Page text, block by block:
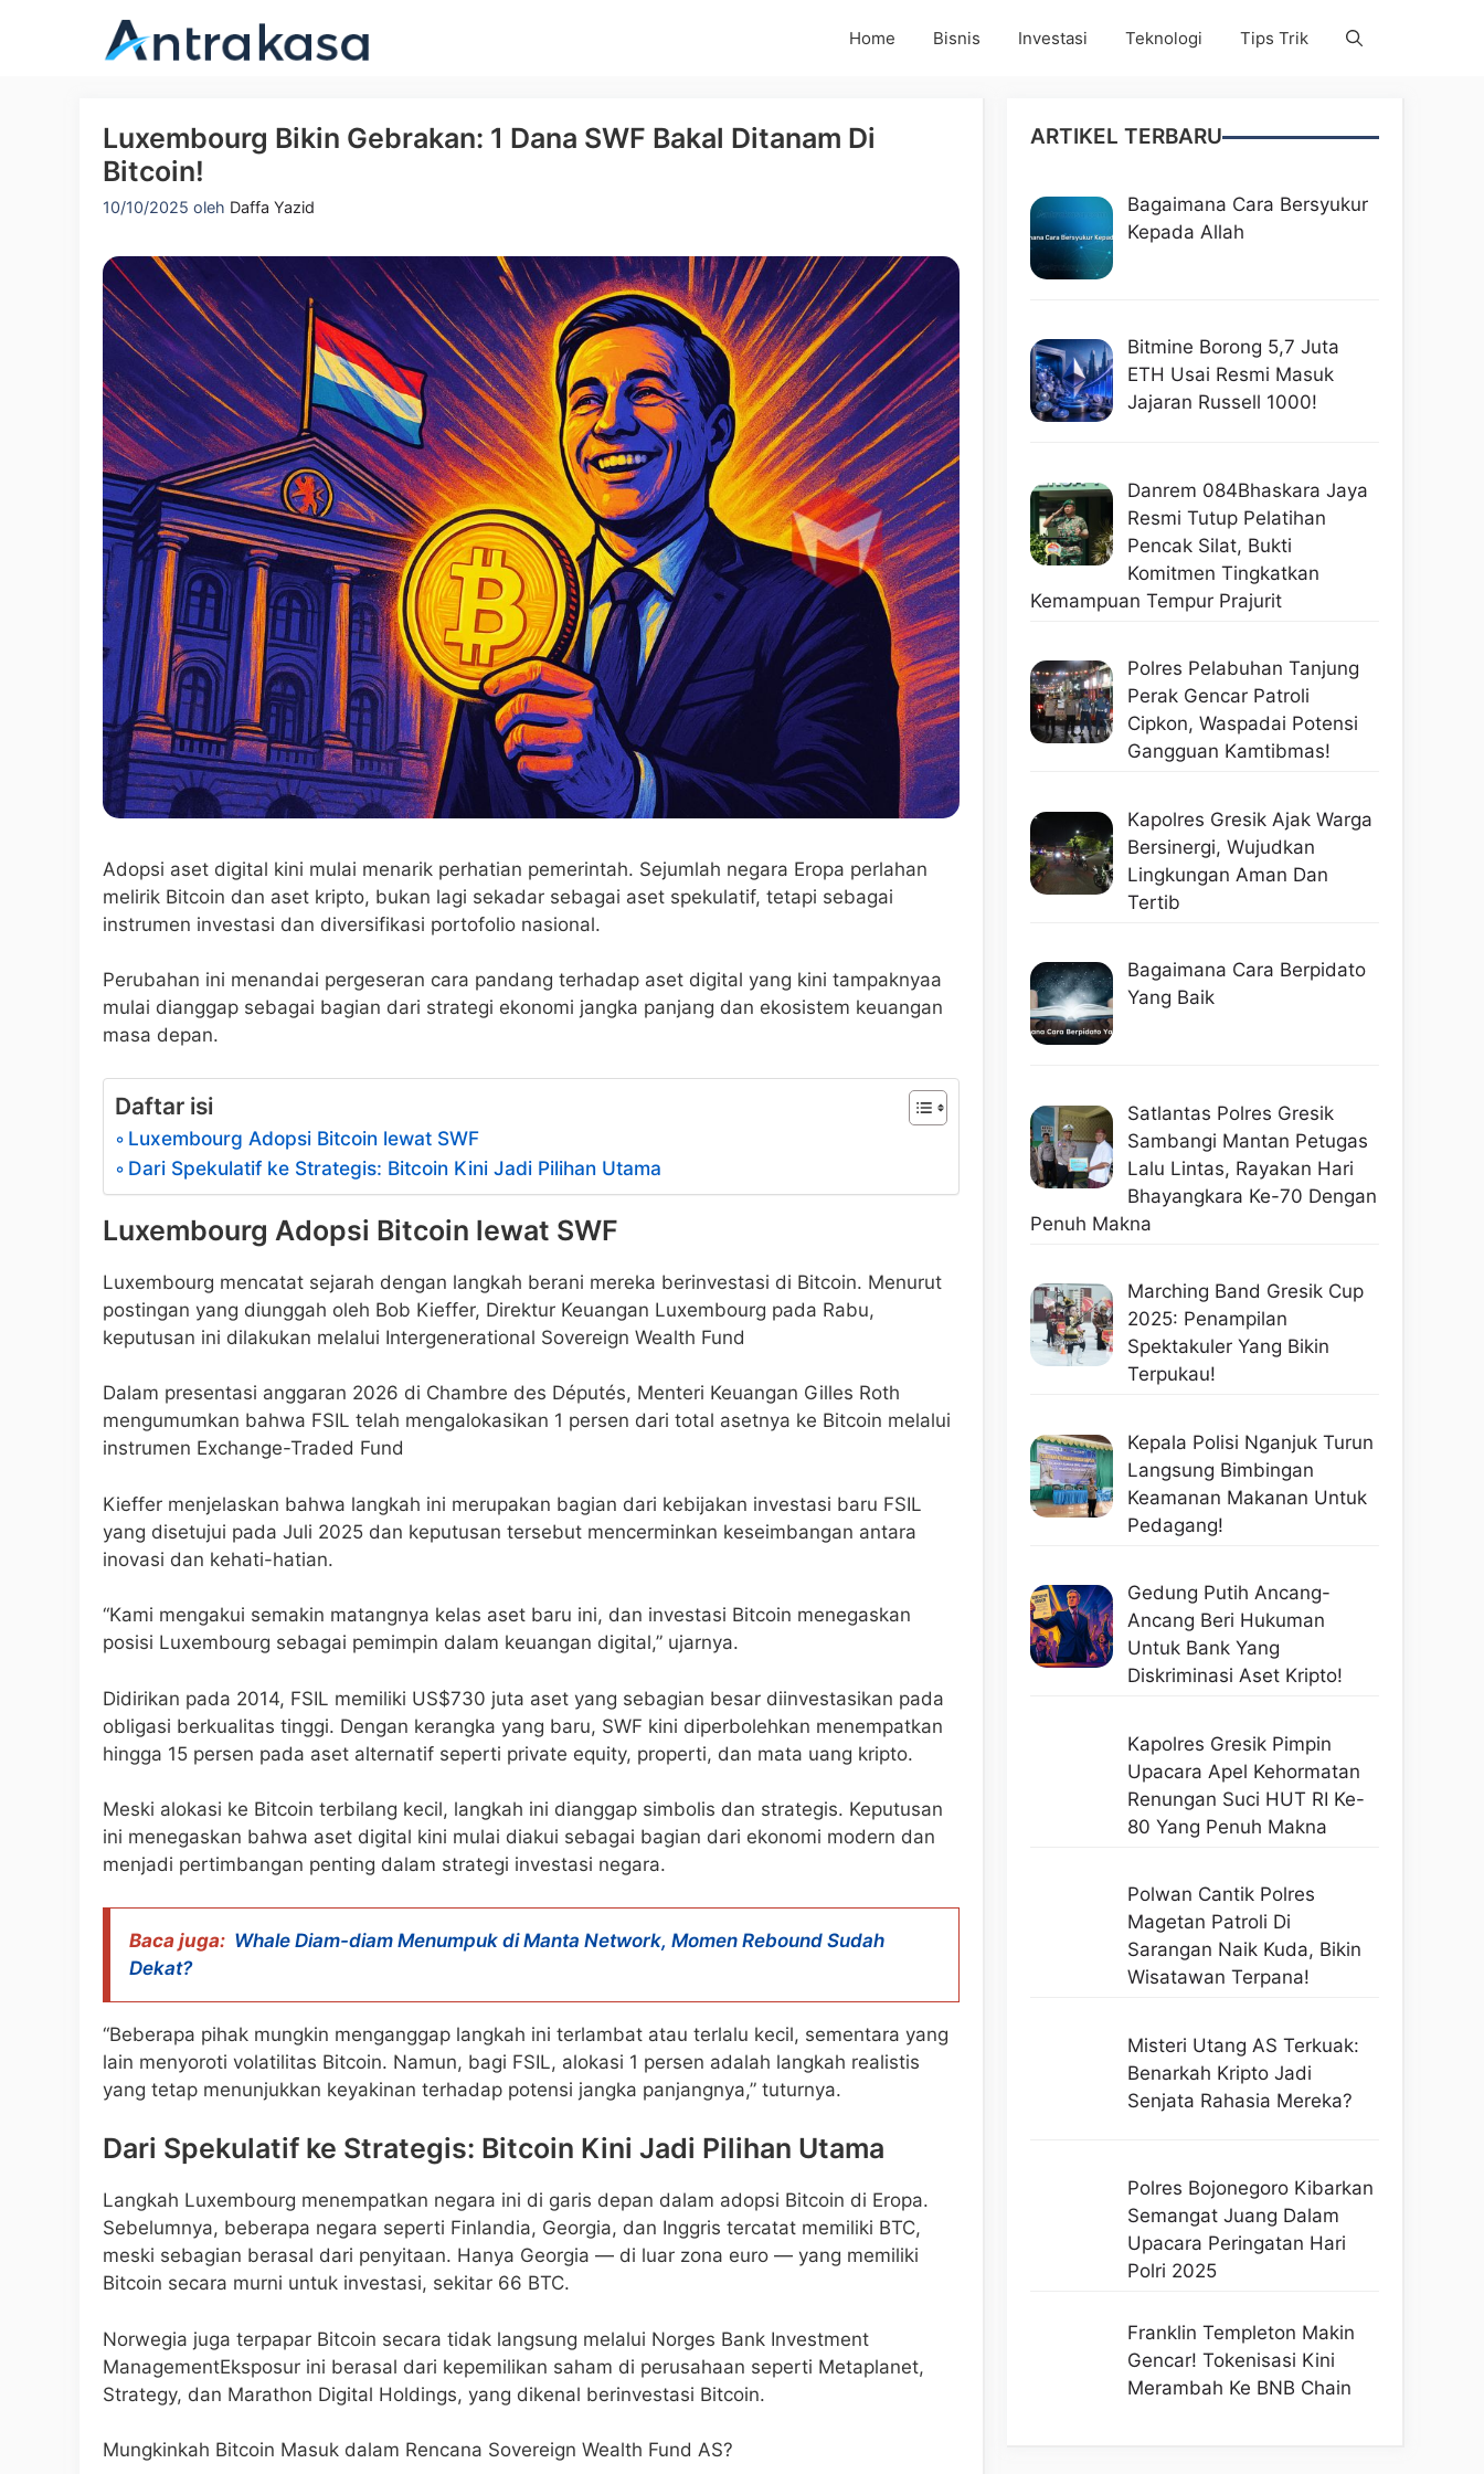
Home Bisnis Investasi Teknologi Tips Trik
Luxembourg Bikin Gebrakan: 1 Dana SWF Bakal Ditanam Di
Bitcoin!
10/10/2025 oleh Daffa Yazid
Adopsi aset digital kini mulai menarik perhatian pemerintah. Sejumlah negara Eropa perlahan
melirik Bitcoin dan aset kripto, bukan lagi sekadar sebagai aset spekulatif, tetapi sebagai
instrumen investasi dan diversifikasi portofolio nasional.
Perubahan ini menandai pergeseran cara pandang terhadap aset digital yang kini tampaknyaa
mulai dianggap sebagai bagian dari strategi ekonomi jangka panjang dan ekosistem keuangan
masa depan.
Daftar isi
Luxembourg Adopsi Bitcoin lewat SWF
Dari Spekulatif ke Strategis: Bitcoin Kini Jadi Pilihan Utama
Luxembourg Adopsi Bitcoin lewat SWF
Luxembourg mencatat sejarah dengan langkah berani mereka berinvestasi di Bitcoin. Menurut
postingan yang diunggah oleh Bob Kieffer, Direktur Keuangan Luxembourg pada Rabu,
keputusan ini dilakukan melalui Intergenerational Sovereign Wealth Fund
Dalam presentasi anggaran 2026 di Chambre des Députés, Menteri Keuangan Gilles Roth
mengumumkan bahwa FSIL telah mengalokasikan 1 persen dari total asetnya ke Bitcoin melalui
instrumen Exchange-Traded Fund
Kieffer menjelaskan bahwa langkah ini merupakan bagian dari kebijakan investasi baru FSIL
yang disetujui pada Juli 2025 dan keputusan tersebut mencerminkan keseimbangan antara
inovasi dan kehati-hatian.
“Kami mengakui semakin matangnya kelas aset baru ini, dan investasi Bitcoin menegaskan
posisi Luxembourg sebagai pemimpin dalam keuangan digital,” ujarnya.
Didirikan pada 2014, FSIL memiliki US$730 juta aset yang sebagian besar diinvestasikan pada
obligasi berkualitas tinggi. Dengan kerangka yang baru, SWF kini diperbolehkan menempatkan
hingga 15 persen pada aset alternatif seperti private equity, properti, dan mata uang kripto.
Meski alokasi ke Bitcoin terbilang kecil, langkah ini dianggap simbolis dan strategis. Keputusan
ini menegaskan bahwa aset digital kini mulai diakui sebagai bagian dari ekonomi modern dan
menjadi pertimbangan penting dalam strategi investasi negara.
Baca juga: Whale Diam-diam Menumpuk di Manta Network, Momen Rebound Sudah
Dekat?
“Beberapa pihak mungkin menganggap langkah ini terlambat atau terlalu kecil, sementara yang
lain menyoroti volatilitas Bitcoin. Namun, bagi FSIL, alokasi 1 persen adalah langkah realistis
yang tetap menunjukkan keyakinan terhadap potensi jangka panjangnya,” tuturnya.
Dari Spekulatif ke Strategis: Bitcoin Kini Jadi Pilihan Utama
Langkah Luxembourg menempatkan negara ini di garis depan dalam adopsi Bitcoin di Eropa.
Sebelumnya, beberapa negara seperti Finlandia, Georgia, dan Inggris tercatat memiliki BTC,
meski sebagian berasal dari penyitaan. Hanya Georgia — di luar zona euro — yang memiliki
Bitcoin secara murni untuk investasi, sekitar 66 BTC.
Norwegia juga terpapar Bitcoin secara tidak langsung melalui Norges Bank Investment
ManagementEksposur ini berasal dari kepemilikan saham di perusahaan seperti Metaplanet,
Strategy, dan Marathon Digital Holdings, yang dikenal berinvestasi Bitcoin.
Mungkinkah Bitcoin Masuk dalam Rencana Sovereign Wealth Fund AS?
ARTIKEL TERBARU
Bagaimana Cara Bersyukur
Kepada Allah
Bitmine Borong 5,7 Juta
ETH Usai Resmi Masuk
Jajaran Russell 1000!
Danrem 084Bhaskara Jaya
Resmi Tutup Pelatihan
Pencak Silat, Bukti
Komitmen Tingkatkan
Kemampuan Tempur Prajurit
Polres Pelabuhan Tanjung
Perak Gencar Patroli
Cipkon, Waspadai Potensi
Gangguan Kamtibmas!
Kapolres Gresik Ajak Warga
Bersinergi, Wujudkan
Lingkungan Aman Dan
Tertib
Bagaimana Cara Berpidato
Yang Baik
Satlantas Polres Gresik
Sambangi Mantan Petugas
Lalu Lintas, Rayakan Hari
Bhayangkara Ke-70 Dengan
Penuh Makna
Marching Band Gresik Cup
2025: Penampilan
Spektakuler Yang Bikin
Terpukau!
Kepala Polisi Nganjuk Turun
Langsung Bimbingan
Keamanan Makanan Untuk
Pedagang!
Gedung Putih Ancang-
Ancang Beri Hukuman
Untuk Bank Yang
Diskriminasi Aset Kripto!
Kapolres Gresik Pimpin
Upacara Apel Kehormatan
Renungan Suci HUT RI Ke-
80 Yang Penuh Makna
Polwan Cantik Polres
Magetan Patroli Di
Sarangan Naik Kuda, Bikin
Wisatawan Terpana!
Misteri Utang AS Terkuak:
Benarkah Kripto Jadi
Senjata Rahasia Mereka?
Polres Bojonegoro Kibarkan
Semangat Juang Dalam
Upacara Peringatan Hari
Polri 2025
Franklin Templeton Makin
Gencar! Tokenisasi Kini
Merambah Ke BNB Chain